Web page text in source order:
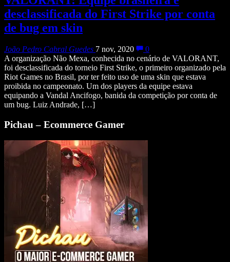
desclassificada do First Strike por conta
de bug em skin
João Pedro Cabral Guedes 7 nov, 2020
0
A organização Não Mexa, conhecida no cenário de VALORANT,
foi desclassificada do torneio First Strike, o primeiro organizado pela
Riot Games no Brasil, por ter feito uso de uma skin que estava
proibida no campeonato. Um dos players da equipe estava
equipando a Vandal Ancifogo, banida da competição por conta de
um bug. Luiz Andrade, […]
Pichau – Ecommerce Gamer